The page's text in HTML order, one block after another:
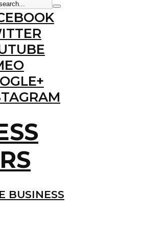
BUSINESS